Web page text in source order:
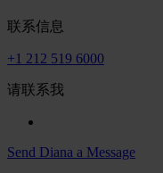
联系信息
+1 212 519 6000
请联系我
Send Diana a Message